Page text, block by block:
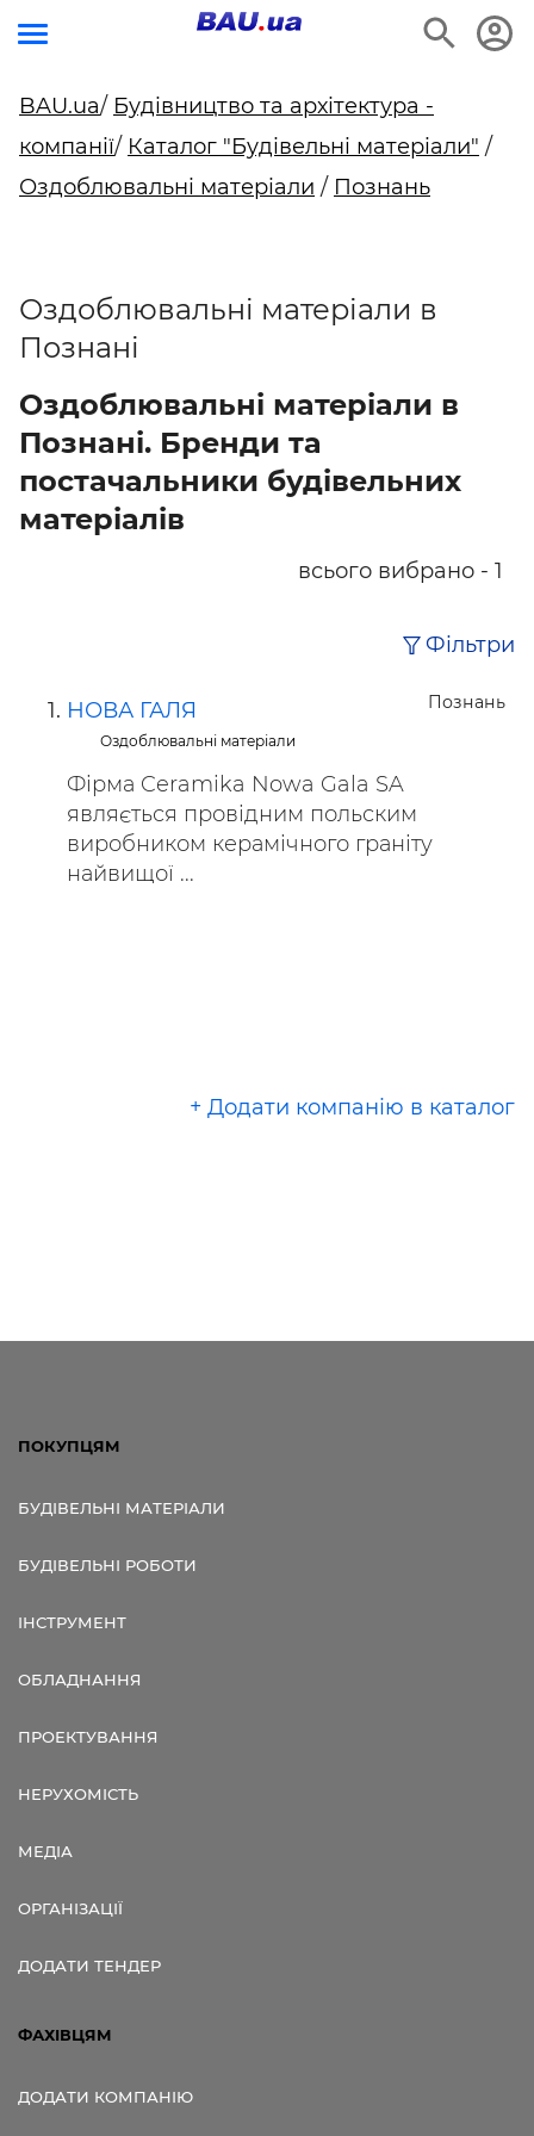
BAU.ua/ Будівництво та архітектура -
компанії/ Каталог "Будівельні матеріали" /
Оздоблювальні матеріали / Познань
Оздоблювальні матеріали в
Познані
Оздоблювальні матеріали в
Познані. Бренди та
постачальники будівельних
матеріалів
всього вибрано - 1
Фільтри
Познань
НОВА ГАЛЯ
Оздоблювальні матеріали
Фірма Ceramika Nowa Gala SA
являється провідним польским
виробником керамічного граніту
найвищої ...
+ Додати компанію в каталог
ПОКУПЦЯМ
БУДІВЕЛЬНІ МАТЕРІАЛИ
БУДІВЕЛЬНІ РОБОТИ
ІНСТРУМЕНТ
ОБЛАДНАННЯ
ПРОЕКТУВАННЯ
НЕРУХОМІСТЬ
МЕДІА
ОРГАНІЗАЦІЇ
ДОДАТИ ТЕНДЕР
ФАХІВЦЯМ
ДОДАТИ КОМПАНІЮ